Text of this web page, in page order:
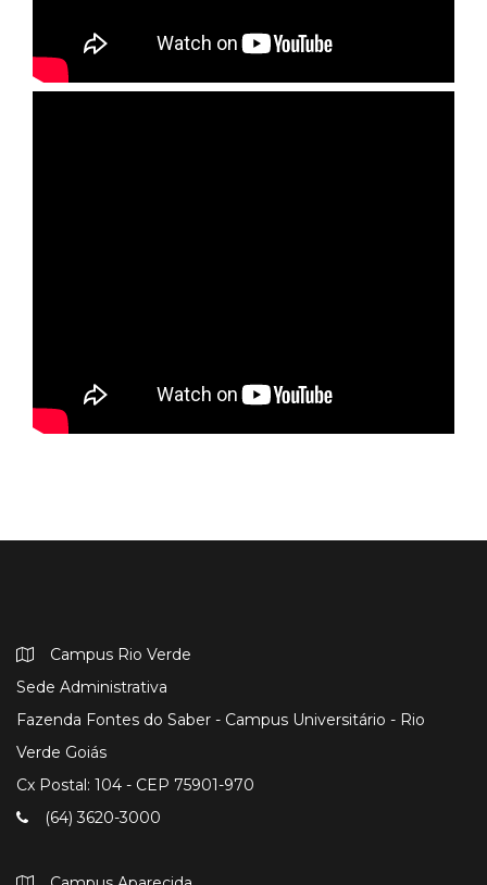
Campus Rio Verde
Sede Administrativa
Fazenda Fontes do Saber - Campus Universitário - Rio
Verde Goiás
Cx Postal: 104 - CEP 75901-970
(64) 3620-3000